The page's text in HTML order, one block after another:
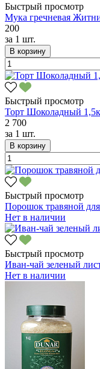
Быстрый просмотр
Мука гречневая
200
за 1 шт.
В корзину
Быстрый просмотр
Торт Шоколадный
2 700
за 1 шт.
В корзину
Быстрый просмотр
Порошок травяной
Нет в наличии
Быстрый просмотр
Иван-чай зеленый
Нет в наличии